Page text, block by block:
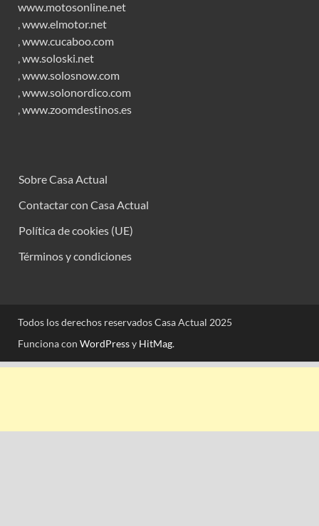
www.motosonline.net
,www.elmotor.net
,www.cucaboo.com
,ww.soloski.net
,www.solosnow.com
,www.solonordico.com
,www.zoomdestinos.es
Sobre Casa Actual
Contactar con Casa Actual
Política de cookies (UE)
Términos y condiciones
Todos los derechos reservados Casa Actual 2025
Funciona con WordPressy HitMag.